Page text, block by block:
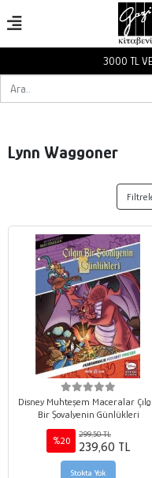
3000 TL
Lynn Waggoner
Disney Muhteşem Maceralar
Bir Şovalyenin Günlükleri
%20
299,50 TL
239,60 TL
Stokta Yok